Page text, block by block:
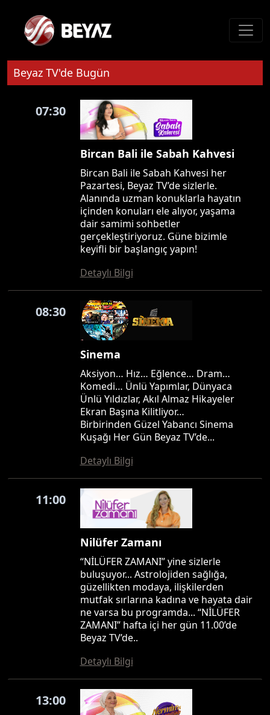
Beyaz TV'de Bugün
07:30
Bircan Bali ile Sabah Kahvesi
Bircan Bali ile Sabah Kahvesi her
Pazartesi, Beyaz TV’de sizlerle.
Alanında uzman konuklarla hayatın
içinden konuları ele alıyor, yaşama
dair samimi sohbetler
gerçekleştiriyoruz. Güne bizimle
keyifli bir başlangıç yapın!
Detaylı Bilgi
08:30
Sinema
Aksiyon… Hız… Eğlence… Dram…
Komedi… Ünlü Yapımlar, Dünyaca
Ünlü Yıldızlar, Akıl Almaz Hikayeler
Ekran Başına Kilitliyor…
Birbirinden Güzel Yabancı Sinema
Kuşağı Her Gün Beyaz TV’de...
Detaylı Bilgi
11:00
Nilüfer Zamanı
“NİLÜFER ZAMANI” yine sizlerle
buluşuyor... Astrolojiden sağlığa,
güzellikten modaya, ilişkilerden
mutfak sırlarına kadına ve hayata dair
ne varsa bu programda... “NİLÜFER
ZAMANI” hafta içi her gün 11.00’de
Beyaz TV’de..
Detaylı Bilgi
13:00